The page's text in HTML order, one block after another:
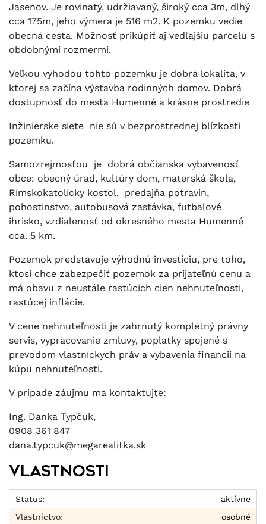
Jasenov. Je rovinatý, udržiavaný, široký cca 3m, dlhý
cca 175m, jeho výmera je 516 m2. K pozemku vedie
obecná cesta. Možnosť prikúpiť aj vedľajšiu parcelu s
obdobnými rozmermi.
Veľkou výhodou tohto pozemku je dobrá lokalita, v
ktorej sa začína výstavba rodinných domov. Dobrá
dostupnosť do mesta Humenné a krásne prostredie
Inžinierske siete nie sú v bezprostrednej blízkosti
pozemku.
Samozrejmosťou je dobrá občianska vybavenosť
obce: obecný úrad, kultúry dom, materská škola,
Rímskokatolícky kostol, predajňa potravín,
pohostinstvo, autobusová zastávka, futbalové
ihrisko, vzdialenosť od okresného mesta Humenné
cca. 5 km.
Pozemok predstavuje výhodnú investíciu, pre toho,
ktosi chce zabezpečiť pozemok za prijateľnú cenu a
má obavu z neustále rastúcich cien nehnuteľnosti,
rastúcej inflácie.
V cene nehnuteľnosti je zahrnutý kompletný právny
servis, vypracovanie zmluvy, poplatky spojené s
prevodom vlastníckych práv a vybavenia financií na
kúpu nehnuteľnosti.
V prípade záujmu ma kontaktujte:
Ing. Danka Typčuk,
0908 361 847
dana.typcuk@megarealitka.sk
Vlastnosti
Status:
aktívne
Vlastníctvo:
osobné